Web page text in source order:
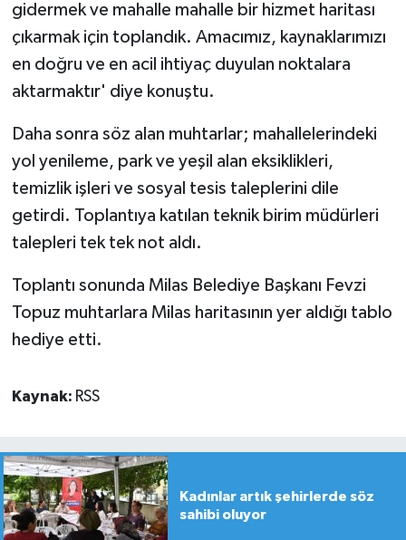
gidermek ve mahalle mahalle bir hizmet haritası
çıkarmak için toplandık. Amacımız, kaynaklarımızı
en doğru ve en acil ihtiyaç duyulan noktalara
aktarmaktır' diye konuştu.
Daha sonra söz alan muhtarlar; mahallelerindeki
yol yenileme, park ve yeşil alan eksiklikleri,
temizlik işleri ve sosyal tesis taleplerini dile
getirdi. Toplantıya katılan teknik birim müdürleri
talepleri tek tek not aldı.
Toplantı sonunda Milas Belediye Başkanı Fevzi
Topuz muhtarlara Milas haritasının yer aldığı tablo
hediye etti.
Kaynak: RSS
Kadınlar artık şehirlerde söz
sahibi oluyor